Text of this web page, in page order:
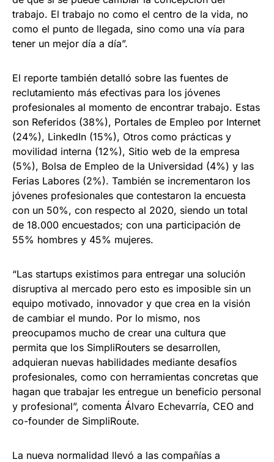
trabajo. El trabajo no como el centro de la vida, no
como el punto de llegada, sino como una vía para
tener un mejor día a día”.
El reporte también detalló sobre las fuentes de
reclutamiento más efectivas para los jóvenes
profesionales al momento de encontrar trabajo. Estas
son Referidos (38%), Portales de Empleo por Internet
(24%), LinkedIn (15%), Otros como prácticas y
movilidad interna (12%), Sitio web de la empresa
(5%), Bolsa de Empleo de la Universidad (4%) y las
Ferias Labores (2%). También se incrementaron los
jóvenes profesionales que contestaron la encuesta
con un 50%, con respecto al 2020, siendo un total
de 18.000 encuestados; con una participación de
55% hombres y 45% mujeres.
“Las startups existimos para entregar una solución
disruptiva al mercado pero esto es imposible sin un
equipo motivado, innovador y que crea en la visión
de cambiar el mundo. Por lo mismo, nos
preocupamos mucho de crear una cultura que
permita que los SimpliRouters se desarrollen,
adquieran nuevas habilidades mediante desafíos
profesionales, como con herramientas concretas que
hagan que trabajar les entregue un beneficio personal
y profesional”, comenta Álvaro Echevarría, CEO and
co-founder de SimpliRoute.
La nueva normalidad llevó a las compañías a